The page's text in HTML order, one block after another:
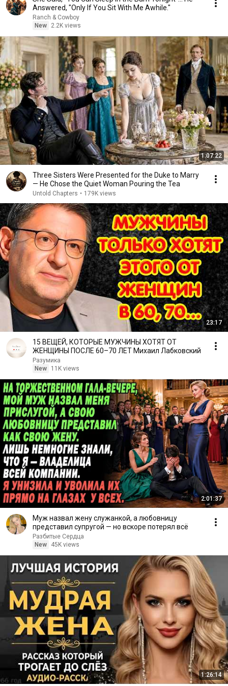
Answered, "Only If You Sit With Me Awhile."
Ranch & Cowboy
New
2.2K views
1:07:22
Three Sisters Were Presented for the Duke to Marry
— He Chose the Quiet Woman Pouring the Tea
Untold Chapters • 179K views
23:17
15 ВЕЩЕЙ, КОТОРЫЕ МУЖЧИНЫ ХОТЯТ ОТ
ЖЕНЩИНЫ ПОСЛЕ 60–70 ЛЕТ Михаил Лабковский
Разумика
New
11K views
2:01:37
Муж назвал жену служанкой, а любовницу
представил супругой — но вскоре потерял всё
Разбитые Сердца
New
45K views
1:26:14